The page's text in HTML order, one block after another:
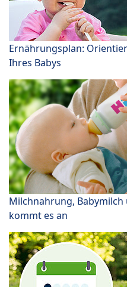
Ernährungsplan:
Ihres Babys
Milchnahrung,
kommt es an